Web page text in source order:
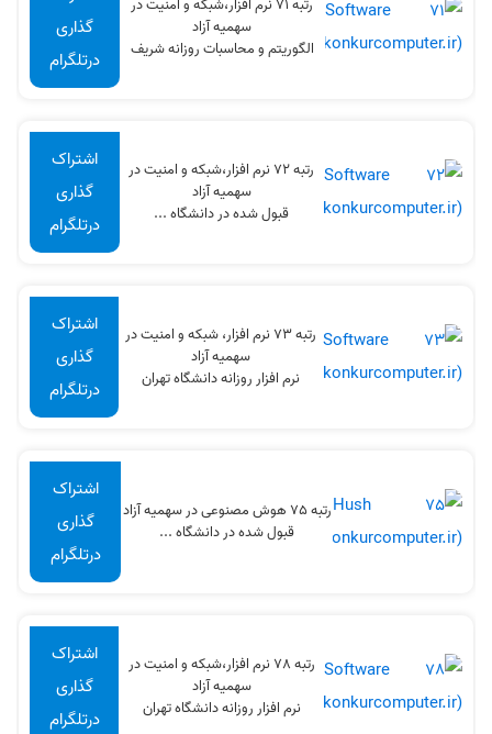
رتبه 71 نرم افزار،شبکه و امنیت در
سهميه آزاد
الگوریتم و محاسبات روزانه شریف
گذاری
درتلگرام
رتبه 72 نرم افزار،شبکه و امنیت در
سهميه آزاد
قبول شده در دانشگاه ...
اشتراک
گذاری
درتلگرام
رتبه 73 نرم افزار، شبکه و امنیت در
سهميه آزاد
نرم افزار روزانه دانشگاه تهران
اشتراک
گذاری
درتلگرام
رتبه 75 هوش مصنوعی در سهميه آزاد
قبول شده در دانشگاه ...
اشتراک
گذاری
درتلگرام
رتبه 78 نرم افزار،شبکه و امنیت در
سهميه آزاد
نرم افزار روزانه دانشگاه تهران
اشتراک
گذاری
درتلگرام